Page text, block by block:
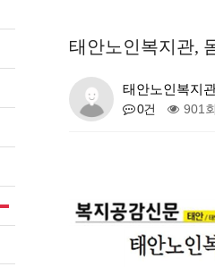
태안노인복지관,
태안노인복지
0건 901회